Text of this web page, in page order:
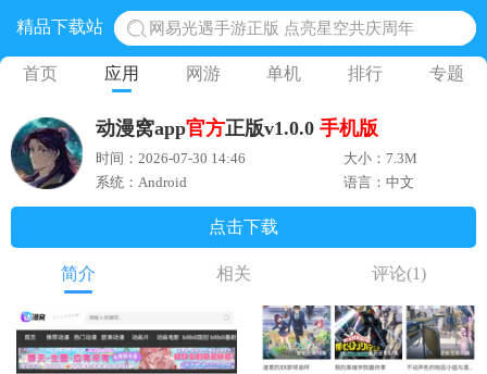
精品下载站
黎明觉醒生机腾讯正版 黎明觉醒生机国际服
蛋仔派对下载 蛋仔派对体验服
首页 应用 网游 单机 排行 专题
动漫窝app官方正版v1.0.0 手机版
时间：2026-07-30 14:46
大小：7.3M
系统：Android
语言：中文
点击下载
简介 相关 评论(1)